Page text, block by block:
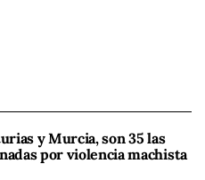
y Murcia, son 35 las
por violencia machista